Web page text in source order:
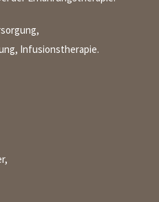
Infusionstherapie.